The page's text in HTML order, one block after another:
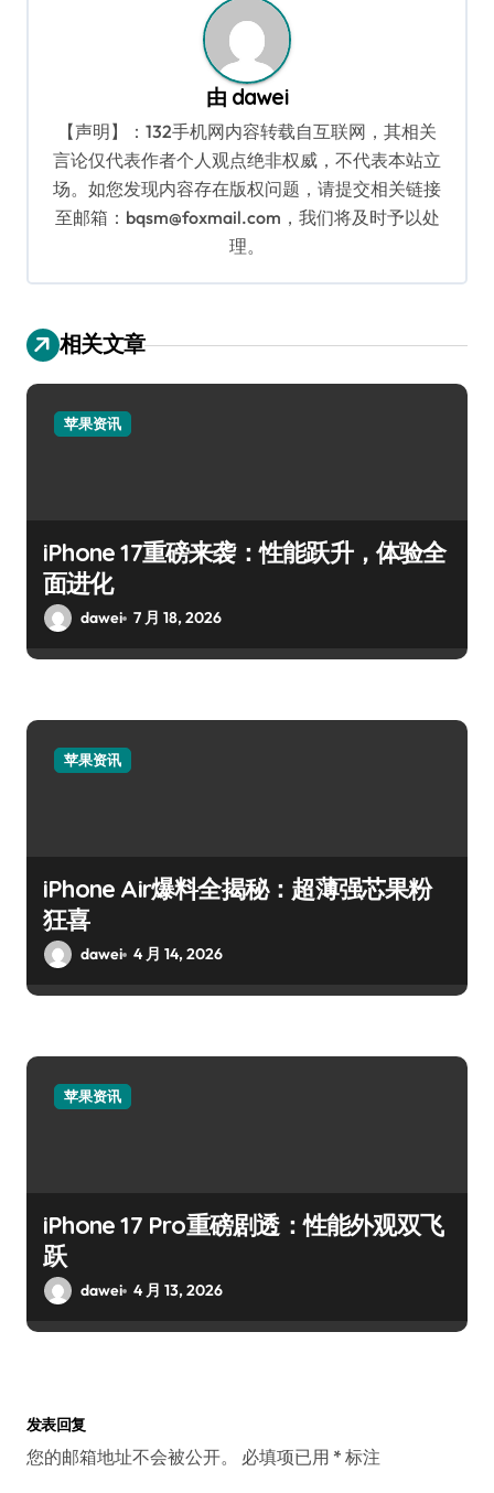
由 dawei
【声明】：132手机网内容转载自互联网，其相关
言论仅代表作者个人观点绝非权威，不代表本站立
场。如您发现内容存在版权问题，请提交相关链接
至邮箱：bqsm@foxmail.com，我们将及时予以处
理。
相关文章
苹果资讯
iPhone 17重磅来袭：性能跃升，体验全
面进化
dawei 7 月 18, 2026
苹果资讯
iPhone Air爆料全揭秘：超薄强芯果粉
狂喜
dawei 4 月 14, 2026
苹果资讯
iPhone 17 Pro重磅剧透：性能外观双飞
跃
dawei 4 月 13, 2026
发表回复
您的邮箱地址不会被公开。 必填项已用 * 标注